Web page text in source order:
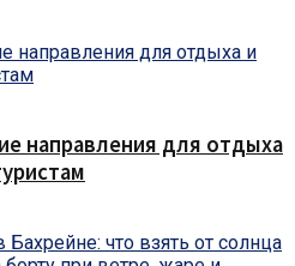
направления для отдыха